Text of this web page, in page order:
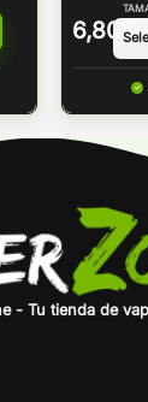
6,80 €
- Tu tienda de